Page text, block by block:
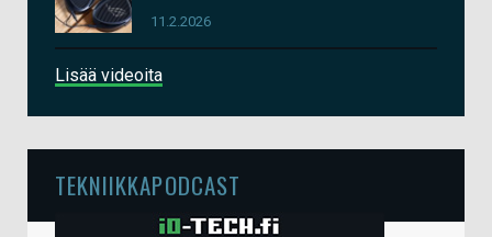
11.2.2026
Lisää videoita
TEKNIIKKAPODCAST